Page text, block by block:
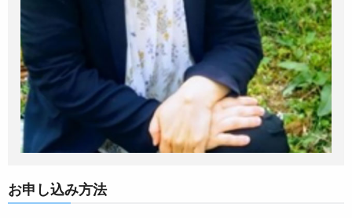
お申し込み方法